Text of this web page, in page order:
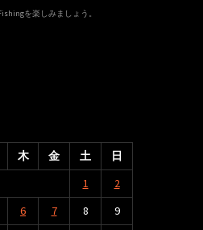
を楽しみましょう。
木 金 土 日
1
2
6 7 8
9